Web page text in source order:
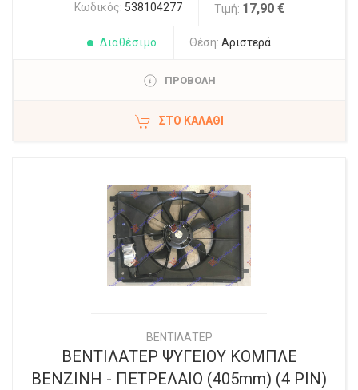
Κωδικός: 538104277 Τιμή: 17,90 €
Διαθέσιμο Θέση: Αριστερά
ΠΡΟΒΟΛΗ
ΣΤΟ ΚΑΛΆΘΙ
ΒΕΝΤΙΛΑΤΕΡ
ΒΕΝΤΙΛΑΤΕΡ ΨΥΓΕΙΟΥ ΚΟΜΠΛΕ
ΒΕΝΖΙΝΗ - ΠΕΤΡΕΛΑΙΟ (405mm) (4 PIN)